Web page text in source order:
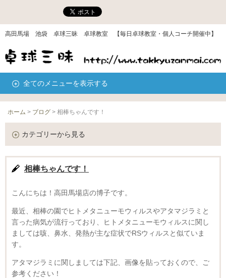
高田馬場 池袋 卓球三昧 卓球教室 【毎日卓球教室・個人コーチ開催中】
全てのメニューを表示する
ホーム > ブログ > 相棒ちゃんです！
カテゴリーから見る
相棒ちゃんです！
こんにちは！高田馬場店の博子です。
最近、相棒の園でヒトメタニューモウィルスやアタマジラミと
言った病気が流行っており、ヒトメタニューモウィルスに関し
ましては咳、鼻水、発熱が主な症状でRSウィルスと似ていま
す。
アタマジラミに関しましては下記、画像を貼っておくので、ご
参考ください！